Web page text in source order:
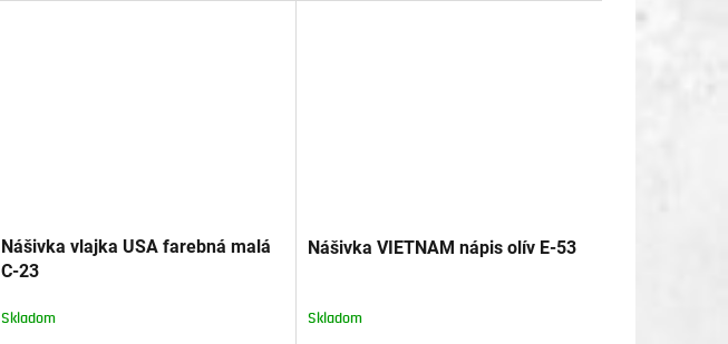
Nášivka vlajka USA farebná malá
C-23
Skladom
Nášivka VIETNAM nápis olív E-53
Skladom